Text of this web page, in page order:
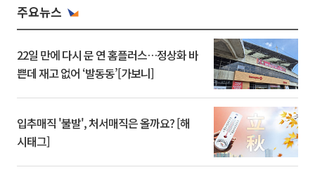
주요뉴스
22일 만에 다시 문 연 홈플러스…정상화 바
쁜데 재고 없어 ‘발동동’[가보니]
입추매직 '불발', 처서매직은 올까요? [해
시태그]